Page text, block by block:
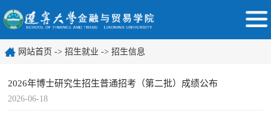
网站首页 -> 招生就业 -> 招生信息
2026年博士研究生招生普通招考（第二批）成绩公布
2026-06-18